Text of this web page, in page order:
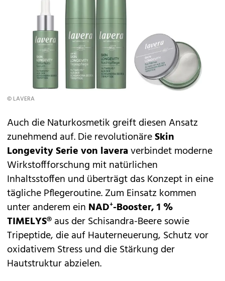
© LAVERA
Auch die Naturkosmetik greift diesen Ansatz
zunehmend auf. Die revolutionäreSkin
Longevity Serievon laveraverbindet moderne
Wirkstoffforschung mit natürlichen
Inhaltsstoffen und überträgt das Konzept in eine
tägliche Pflegeroutine. Zum Einsatz kommen
unter anderem ein NAD⁺-Booster, 1 %
TIMELYS®aus der Schisandra-Beere sowie
Tripeptide, die auf Hauterneuerung, Schutz vor
oxidativem Stress und die Stärkung der
Hautstruktur abzielen.